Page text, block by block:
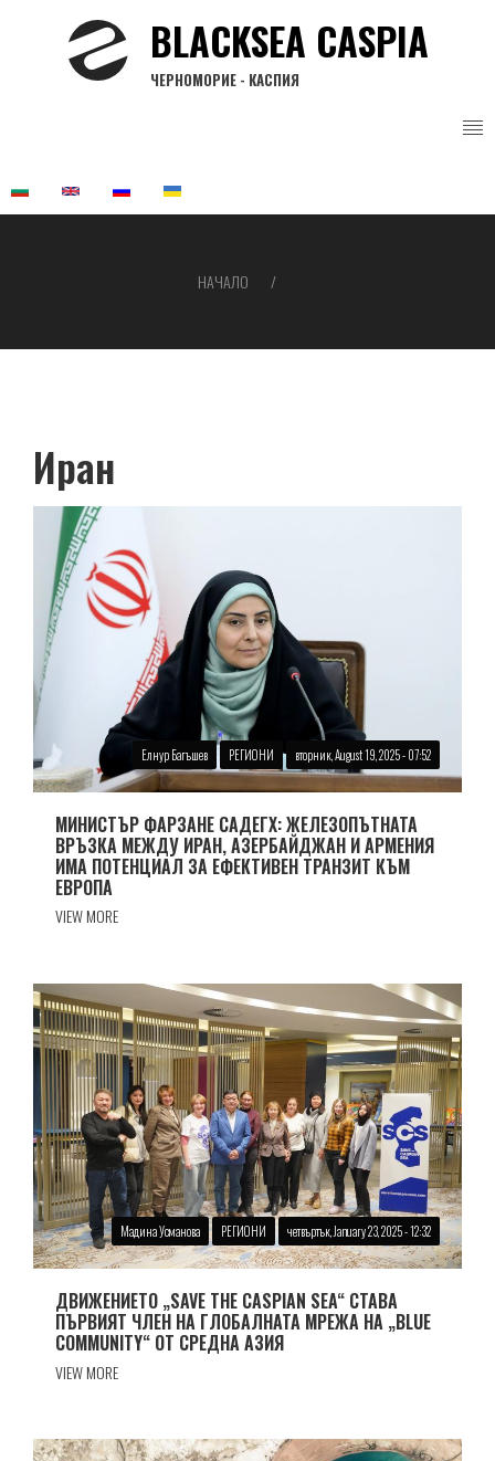
BLACKSEA CASPIA
ЧЕРНОМОРИЕ - КАСПИЯ
НАЧАЛО
Иран
Елнур Багъшев РЕГИОНИ вторник, August 19, 2025 - 07:52
МИНИСТЪР ФАРЗАНЕ САДЕГХ: ЖЕЛЕЗОПЪТНАТА
ВРЪЗКА МЕЖДУ ИРАН, АЗЕРБАЙДЖАН И АРМЕНИЯ
ИМА ПОТЕНЦИАЛ ЗА ЕФЕКТИВЕН ТРАНЗИТ КЪМ
ЕВРОПА
VIEW MORE
Мадина Усманова РЕГИОНИ четвъртък, January 23, 2025 - 12:32
ДВИЖЕНИЕТО „SAVE THE CASPIAN SEA“ СТАВА
ПЪРВИЯТ ЧЛЕН НА ГЛОБАЛНАТА МРЕЖА НА „BLUE
COMMUNITY“ ОТ СРЕДНА АЗИЯ
VIEW MORE